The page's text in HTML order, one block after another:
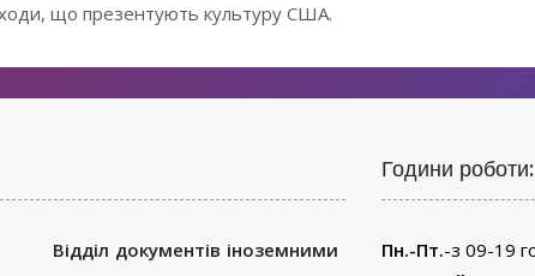
що презентують культуру США.
Відділ документів іноземними
Години роботи:
Пн.-Пт.-з 09-19